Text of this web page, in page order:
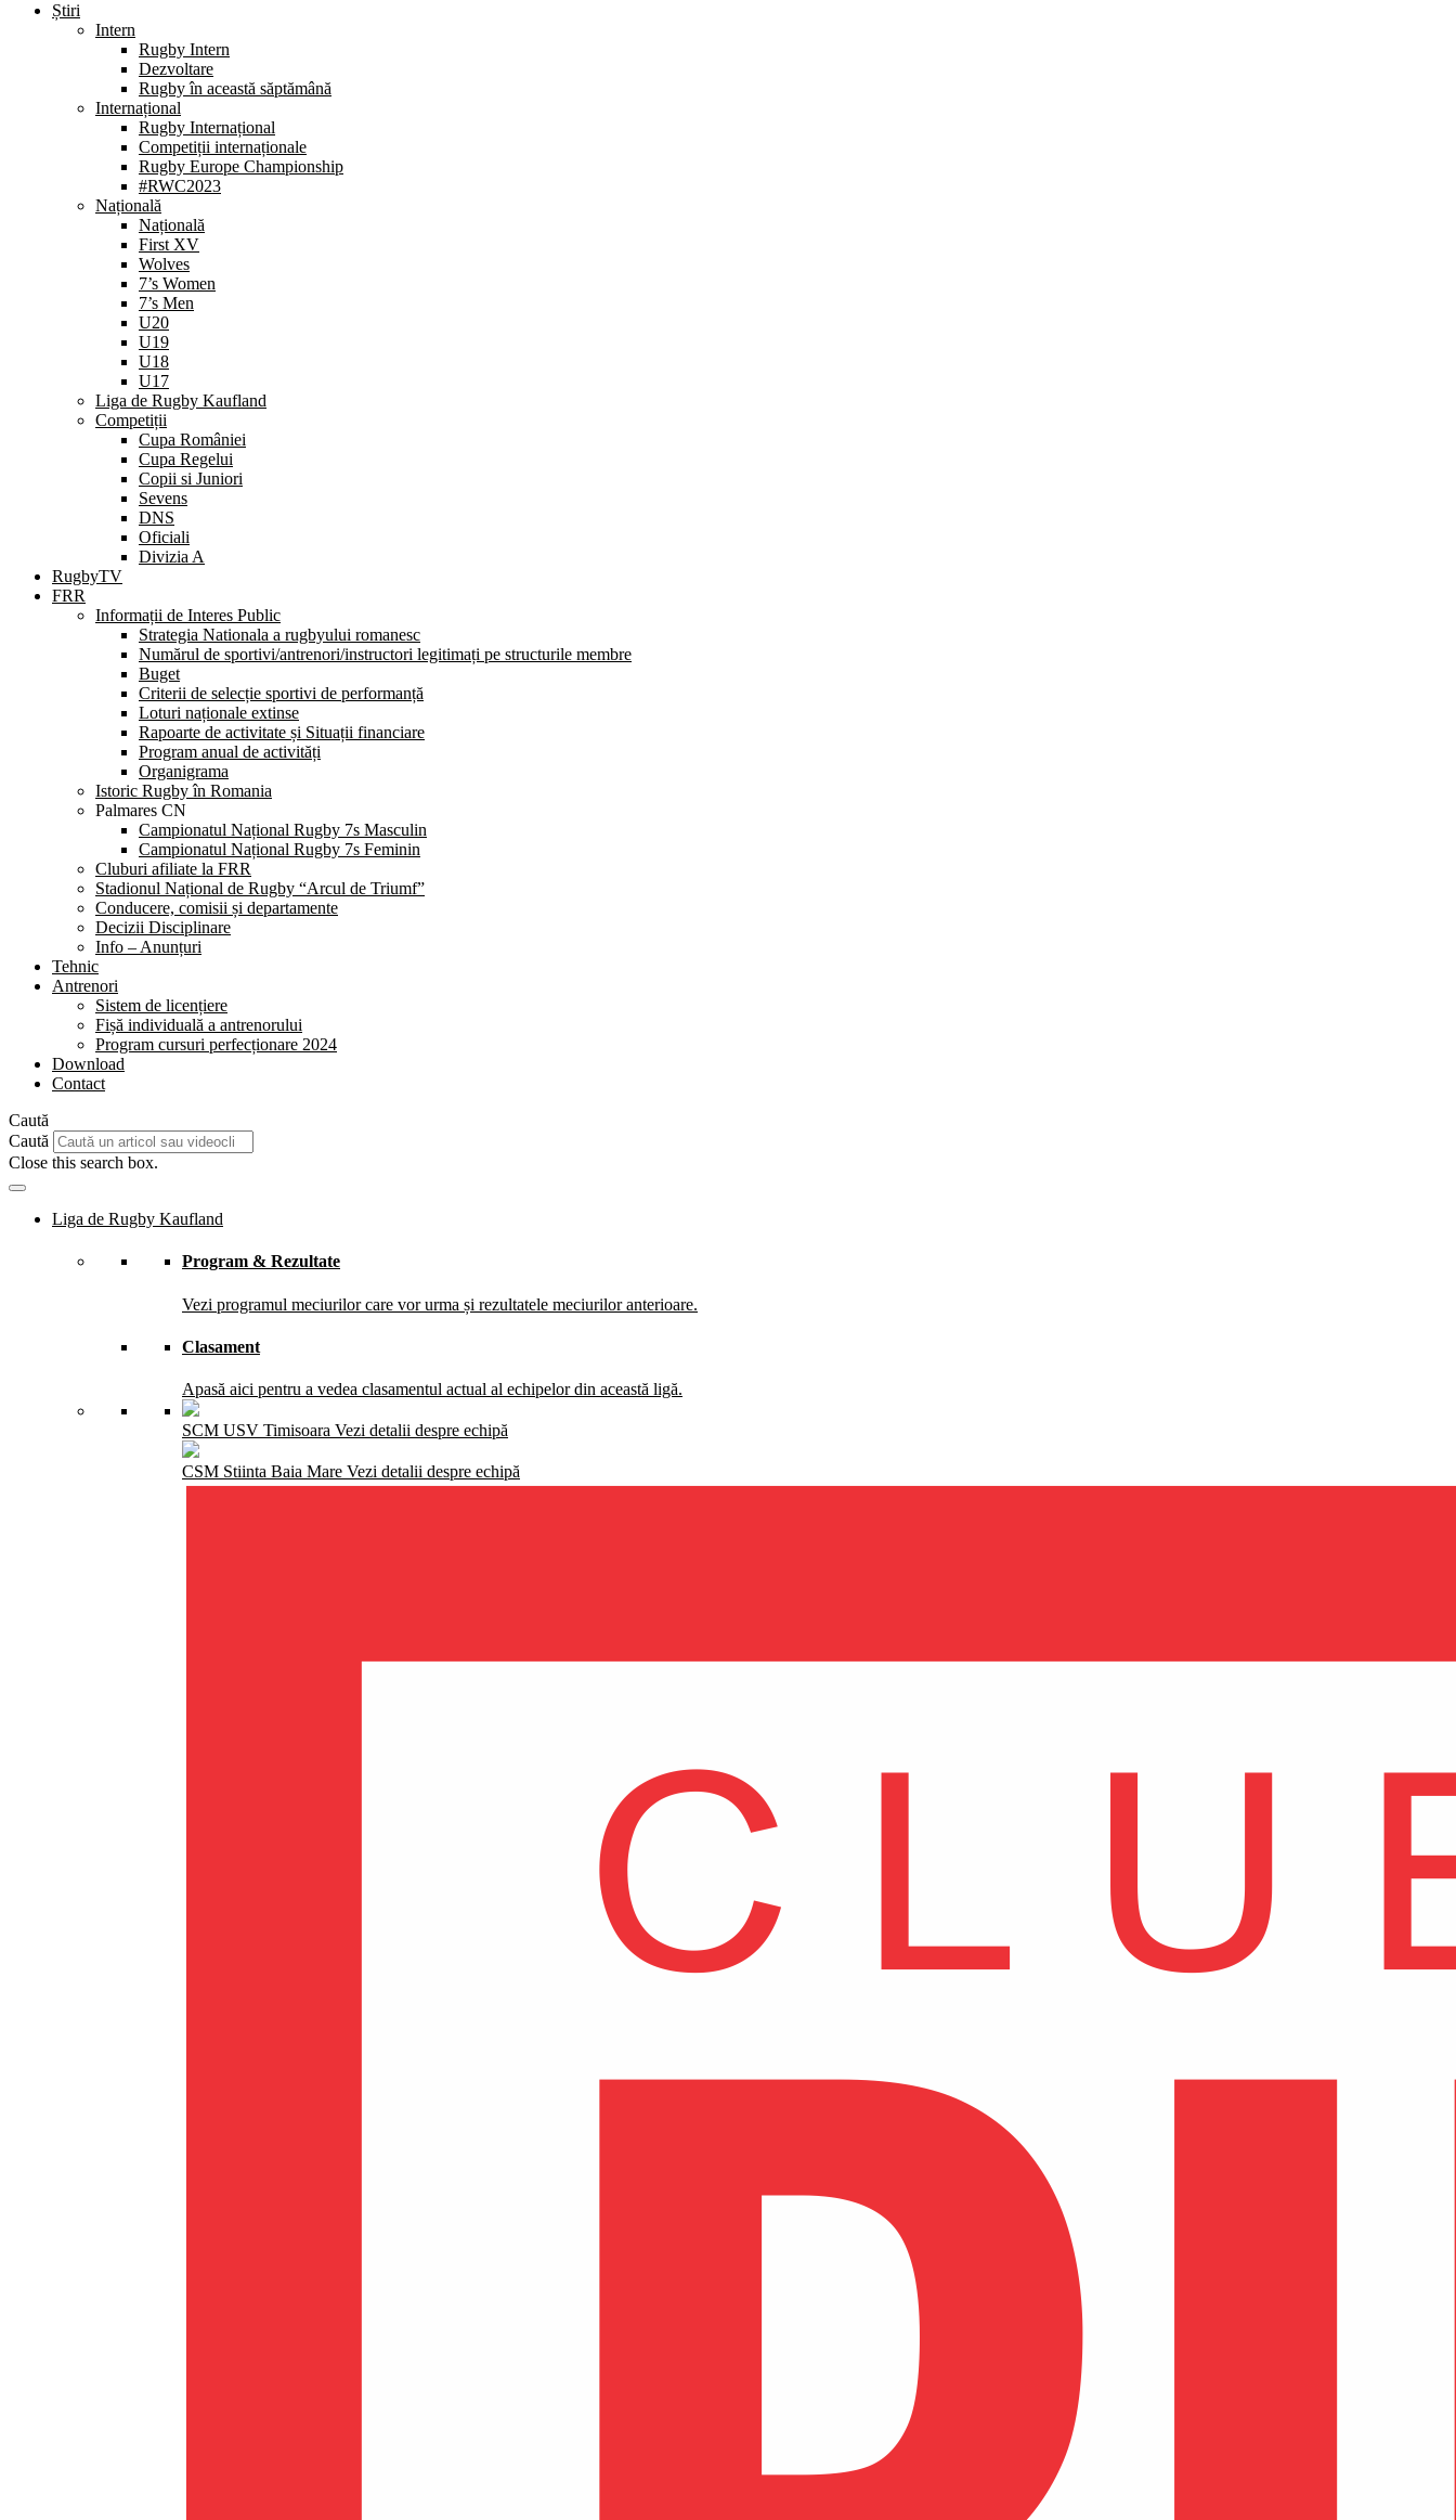
Știri
Intern
Rugby Intern
Dezvoltare
Rugby în această săptămână
Internațional
Rugby Internațional
Competiții internaționale
Rugby Europe Championship
#RWC2023
Națională
Națională
First XV
Wolves
7’s Women
7’s Men
U20
U19
U18
U17
Liga de Rugby Kaufland
Competiții
Cupa României
Cupa Regelui
Copii si Juniori
Sevens
DNS
Oficiali
Divizia A
RugbyTV
FRR
Informații de Interes Public
Strategia Nationala a rugbyului romanesc
Numărul de sportivi/antrenori/instructori legitimați pe structurile membre
Buget
Criterii de selecție sportivi de performanță
Loturi naționale extinse
Rapoarte de activitate și Situații financiare
Program anual de activități
Organigrama
Istoric Rugby în Romania
Palmares CN
Campionatul Național Rugby 7s Masculin
Campionatul Național Rugby 7s Feminin
Cluburi afiliate la FRR
Stadionul Național de Rugby “Arcul de Triumf”
Conducere, comisii și departamente
Decizii Disciplinare
Info – Anunțuri
Tehnic
Antrenori
Sistem de licențiere
Fișă individuală a antrenorului
Program cursuri perfecționare 2024
Download
Contact
Caută
Caută
Close this search box.
Liga de Rugby Kaufland
Program & Rezultate
Vezi programul meciurilor care vor urma și rezultatele meciurilor anterioare.
Clasament
Apasă aici pentru a vedea clasamentul actual al echipelor din această ligă.
SCM USV Timisoara Vezi detalii despre echipă
CSM Stiinta Baia Mare Vezi detalii despre echipă